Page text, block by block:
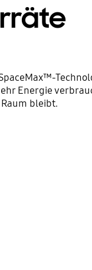
Energie
bleibt.